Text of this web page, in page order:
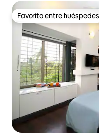
Favorito entre huéspedes
Favorito entre huéspedes